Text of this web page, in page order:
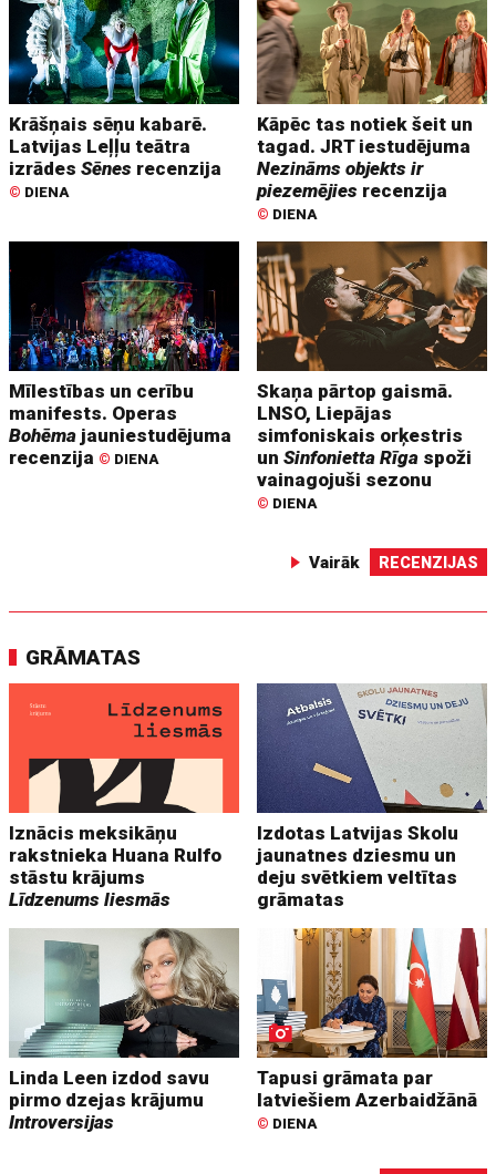
Krāšņais sēņu kabarē.
Latvijas Leļļu teātra
izrādesSēnes recenzija
© DIENA
Kāpēc tas notiek šeit un
tagad. JRT iestudējuma
Nezināms objekts ir
piezemējies recenzija
© DIENA
Mīlestības un cerību
manifests. Operas
Bohēma jauniestudējuma
recenzija © DIENA
Skaņa pārtop gaismā.
LNSO, Liepājas
simfoniskais orķestris
unSinfonietta Rīga spoži
vainagojuši sezonu
© DIENA
Vairāk RECENZIJAS
GRĀMATAS
Iznācis meksikāņu
rakstnieka Huana Rulfo
stāstu krājums
Līdzenums liesmās
Izdotas Latvijas Skolu
jaunatnes dziesmu un
deju svētkiem veltītas
grāmatas
Linda Leen izdod savu
pirmo dzejas krājumu
Introversijas
Tapusi grāmata par
latviešiem Azerbaidžānā
© DIENA